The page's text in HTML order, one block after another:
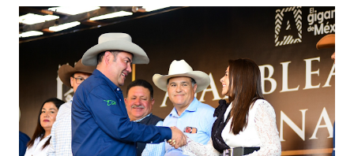
Corazón Urbano y el Municipio capital. Leo Montañez
informó que en este programa se usarán cerca de 90 mil
metros cuadrados de pintura, para dar inicio en la calle
Nieto, entre Jesús F. Elizondo y la calle 22 de Octubre, con
lo que se aplicará pintura en 66 casas. Posteriormente se
llevará este programa a Villas de Nuestra Señora de la